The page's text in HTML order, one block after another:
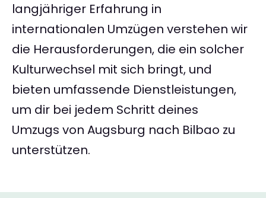
langjähriger Erfahrung in
internationalen Umzügen verstehen wir
die Herausforderungen, die ein solcher
Kulturwechsel mit sich bringt, und
bieten umfassende Dienstleistungen,
um dir bei jedem Schritt deines
Umzugs von Augsburg nach Bilbao zu
unterstützen.